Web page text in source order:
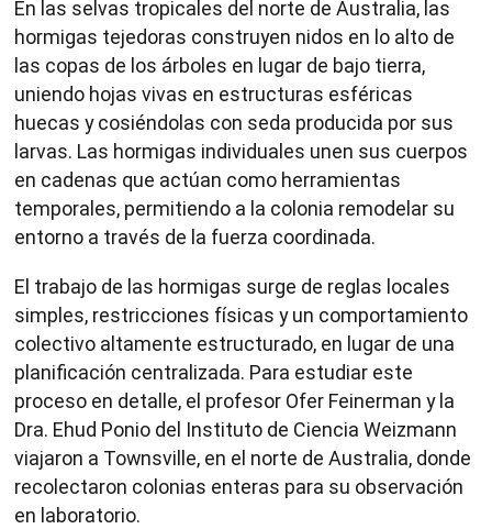
En las selvas tropicales del norte de Australia, las
hormigas tejedoras construyen nidos en lo alto de
las copas de los árboles en lugar de bajo tierra,
uniendo hojas vivas en estructuras esféricas
huecas y cosiéndolas con seda producida por sus
larvas. Las hormigas individuales unen sus cuerpos
en cadenas que actúan como herramientas
temporales, permitiendo a la colonia remodelar su
entorno a través de la fuerza coordinada.
El trabajo de las hormigas surge de reglas locales
simples, restricciones físicas y un comportamiento
colectivo altamente estructurado, en lugar de una
planificación centralizada. Para estudiar este
proceso en detalle, el profesor Ofer Feinerman y la
Dra. Ehud Ponio del Instituto de Ciencia Weizmann
viajaron a Townsville, en el norte de Australia, donde
recolectaron colonias enteras para su observación
en laboratorio.